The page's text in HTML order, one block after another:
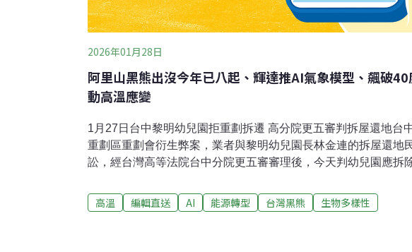
2026年01月28日
阿里山黑熊出沒今年已八起、輝達推AI氣象模型、飆破
動高溫應變
1月27日台中黎明幼兒園拒重劃拆遷 高分院更五審判拆屋還地台
重劃區重劃會衍生弊案，業者與黎明幼兒園長林金連的拆屋還地
訟，經台灣高等法院台中分院更五審審理後，今天判幼兒園應拆
分署籲民眾加強防範嘉義縣阿里山鄉黑熊侵擾通報趨於頻繁，林
分署表示，今年元月至今已累計接獲8起工寮或民宅受侵擾紀錄，
高溫 編輯直送 AI 能源轉型 台灣黑熊 生物多樣性